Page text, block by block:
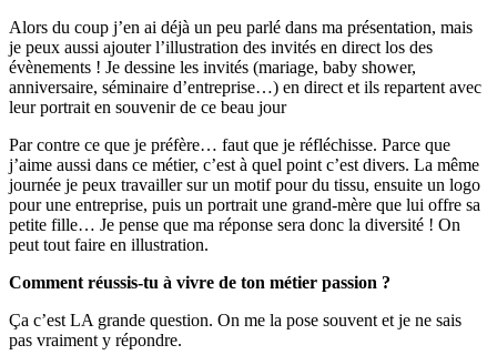
Alors du coup j’en ai déjà un peu parlé dans ma présentation, mais
je peux aussi ajouter l’illustration des invités en direct los des
évènements ! Je dessine les invités (mariage, baby shower,
anniversaire, séminaire d’entreprise…) en direct et ils repartent avec
leur portrait en souvenir de ce beau jour
Par contre ce que je préfère… faut que je réfléchisse. Parce que
j’aime aussi dans ce métier, c’est à quel point c’est divers. La même
journée je peux travailler sur un motif pour du tissu, ensuite un logo
pour une entreprise, puis un portrait une grand-mère que lui offre sa
petite fille… Je pense que ma réponse sera donc la diversité ! On
peut tout faire en illustration.
Comment réussis-tu à vivre de ton métier passion ?
Ça c’est LA grande question. On me la pose souvent et je ne sais
pas vraiment y répondre.